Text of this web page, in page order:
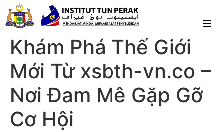
Khám Phá Thế Giới
Mới Từ xsbth-vn.co –
Nơi Đam Mê Gặp Gỡ
Cơ Hội